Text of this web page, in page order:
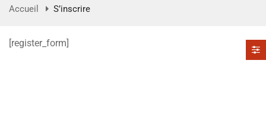
Accueil S’inscrire
[register_form]